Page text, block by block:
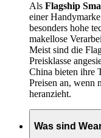
Als Flagship
einer
besonders hohe
makellose
Meist sind die
Preisklasse
China bieten ihre
Preisen an, wenn
heranzieht.
Was sind